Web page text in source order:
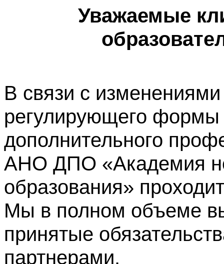
Уважаемые
В связи с изменениями
регулирующего формы
дополнительного
АНО ДПО «Академия
образования»
Мы в полном объеме
принятые
партнерами.